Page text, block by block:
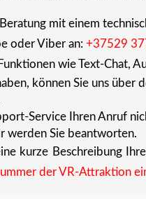
mit einem
oder Viber an: +37529
wie Text-Chat,
können Sie uns über
Service Ihren Anruf
werden Sie beantworten.
kurze Beschreibung
der VR-Attraktion